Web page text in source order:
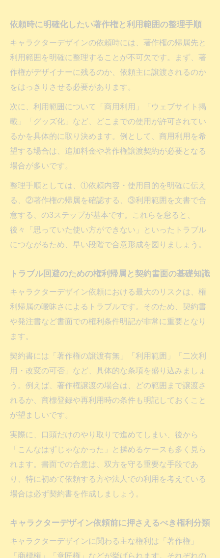
文化
キャラクターデザイン依頼時の著作権譲渡
とその影響
ハンドメイド利用と法律上の注意点
キャラクターデザイン依頼後のハンドメイ
ド販売の法的注意点
依頼キャラクターのハンドメイド利用は違
法になるか
キャラクターデザイン依頼品のグッズ転用
と著作権侵害回避策
ハンドメイド制作時の権利確認と依頼時の
ポイント
キャラクターデザイン依頼の作品を個人利
用で楽しむ際の注意
依頼と権利帰属でトラブル回避へ
明確化しよう
依頼時に議論したい権利条件と合意書作成
の重要性
トラブルを防ぐキャラクターデザイン依頼
権利帰属の曖昧さがもたらす依頼後のリス
クと対処法
キャラクターデザイン依頼前の事例から学
ぶ権利整理の要点
相場と権利のバランスを見極める
キャラクターデザイン依頼の相場と権利条
件の違い
依頼費用だけでなく権利の広さにも注目し
よう
キャラクターデザイン依頼時に費用対効果
視点
依頼時に明確化したい著作権と利用範囲の整理手順
キャラクターデザインの依頼時には、著作権の帰属先と
利用範囲を明確に整理することが不可欠です。まず、著
作権がデザイナーに残るのか、依頼主に譲渡されるのか
をはっきりさせる必要があります。
次に、利用範囲について「商用利用」「ウェブサイト掲
載」「グッズ化」など、どこまでの使用が許可されてい
るかを具体的に取り決めます。例として、商用利用を希
望する場合は、追加料金や著作権譲渡契約が必要となる
場合が多いです。
整理手順としては、①依頼内容・使用目的を明確に伝え
る、②著作権の帰属を確認する、③利用範囲を文書で合
意する、の3ステップが基本です。これらを怠ると、
後々「思っていた使い方ができない」といったトラブル
につながるため、早い段階で合意形成を図りましょう。
トラブル回避のための権利帰属と契約書面の基礎知識
キャラクターデザイン依頼における最大のリスクは、権
利帰属の曖昧さによるトラブルです。そのため、契約書
や発注書など書面での権利条件明記が非常に重要となり
ます。
契約書には「著作権の譲渡有無」「利用範囲」「二次利
用・改変の可否」など、具体的な条項を盛り込みましょ
う。例えば、著作権譲渡の場合は、どの範囲まで譲渡さ
れるか、商標登録や再利用時の条件も明記しておくこと
が望ましいです。
実際に、口頭だけのやり取りで進めてしまい、後から
「こんなはずじゃなかった」と揉めるケースも多く見ら
れます。書面での合意は、双方を守る重要な手段であ
り、特に初めて依頼する方や法人での利用を考えている
場合は必ず契約書を作成しましょう。
キャラクターデザイン依頼前に押さえるべき権利分類
キャラクターデザインに関わる主な権利は「著作権」
「商標権」「意匠権」などが挙げられます。それぞれの